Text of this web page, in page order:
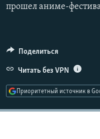
прошел аниме-
Поделиться
Читать без VPN
Приоритетный источник в